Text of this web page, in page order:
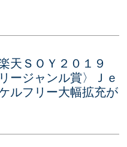
天ＳＯＹ２０１９
ージャンル賞〉Ｊｅ
ルフリー大幅拡充が